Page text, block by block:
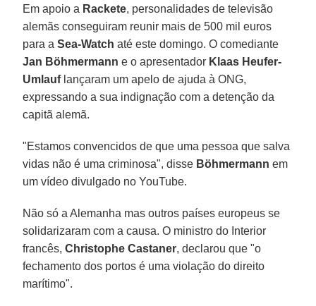
Em apoio a Rackete, personalidades de televisão
alemãs conseguiram reunir mais de 500 mil euros
para aSea-Watch até este domingo. O comediante
Jan Böhmermann e o apresentador Klaas Heufer-
Umlauflançaram um apelo de ajuda à ONG,
expressando a sua indignação com a detenção da
capitã alemã.
"Estamos convencidos de que uma pessoa que salva
vidas não é uma criminosa", disse Böhmermann em
um vídeo divulgado no YouTube.
Não só a Alemanha mas outros países europeus se
solidarizaram com a causa. O ministro do Interior
francês,Christophe Castaner, declarou que "o
fechamento dos portos é uma violação do direito
marítimo".